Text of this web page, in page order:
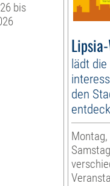
bis
lädt die
den